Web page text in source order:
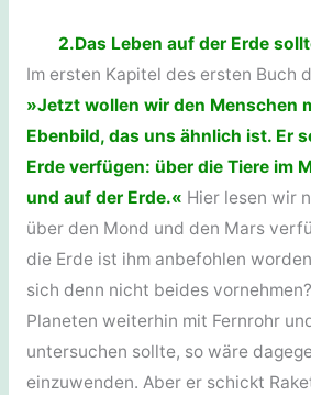
2.Das Leben auf der Erde
Im ersten Kapitel des ersten Buch
»Jetzt wollen wir den Menschen
Ebenbild, das uns ähnlich ist. Er
Erde verfügen: über die Tiere im
und auf der Erde.« Hier lesen wir
über den Mond und den Mars
die Erde ist ihm anbefohlen
sich denn nicht beides
Planeten weiterhin mit Fernrohr
untersuchen sollte, so wäre
einzuwenden. Aber er schickt